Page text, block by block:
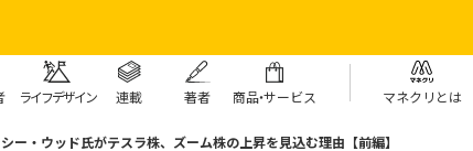
ライフデザイン 連載 著者 商品・サービス マネクリとは
ー・ウッド氏がテスラ株、ズーム株の上昇を見込む理由【前編】